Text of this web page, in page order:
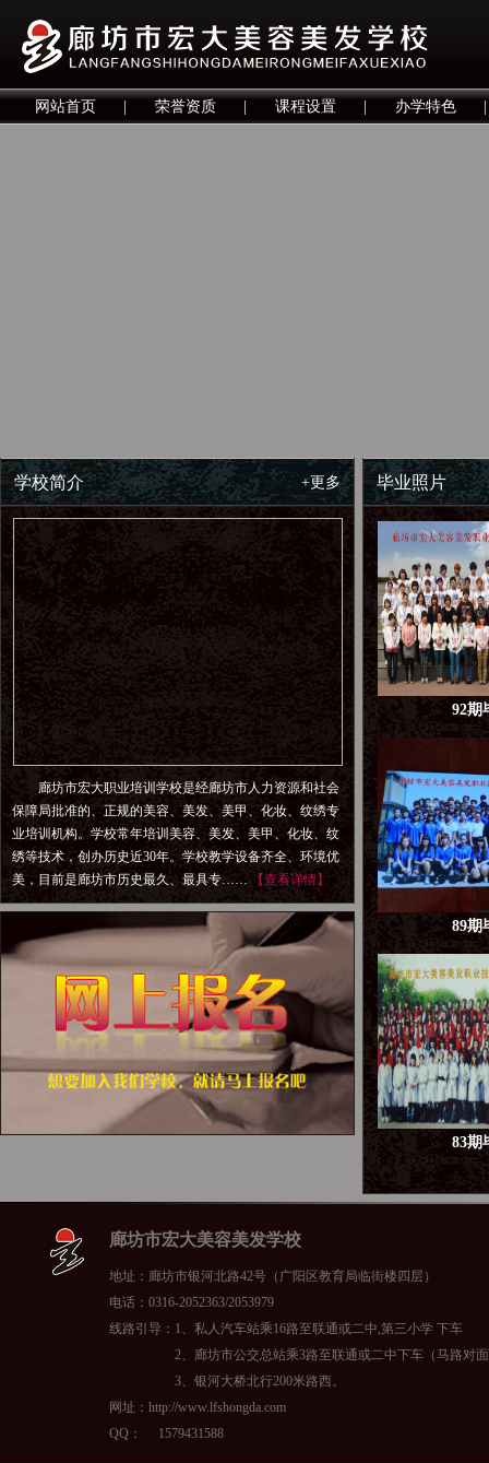
网站首页 荣誉资质 课程设置 办学特色
学校简介 +更多
廊坊市宏大职业培训学校是经廊坊市人力资源和社会
保障局批准的、正规的美容、美发、美甲、化妆、纹绣专
业培训机构。学校常年培训美容、美发、美甲、化妆、纹
绣等技术，创办历史近30年。学校教学设备齐全、环境优
美，目前是廊坊市历史最久、最具专……
【查看详情】
毕业照片
92期
89期
83期
廊坊市宏大美容美发学校
地址：廊坊市银河北路42号（广阳区教育局临街楼四层）
电话：0316-2052363/2053979
线路引导：1、私人汽车站乘16路至联通或二中,第三小学 下车
2、廊坊市公交总站乘3路至联通或二中下车（马路对面
3、银河大桥北行200米路西。
网址：http://www.lfshongda.com
QQ：
1579431588